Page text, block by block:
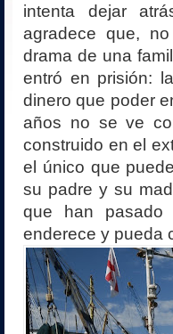
intenta dejar
agradece que,
drama de una
entró en prisión:
dinero que poder
años no se ve
construido en el
el único que
su padre y su
que han pasado
enderece y pueda